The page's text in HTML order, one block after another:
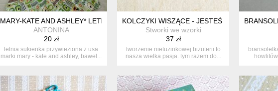
MARY-KATE AND ASHLEY* LETNIA SUKIENKA 10-12 LAT
ANTONINA
20 zł
letnia sukienka przywieziona z usa
marki mary - kate and ashley, baweł...
KOLCZYKI WISZĄCE - JESTEŚ MOIM
Stworki we wzorki
37 zł
tworzenie nietuzinkowej biżuterii to
nasza wielka pasja. tym razem do...